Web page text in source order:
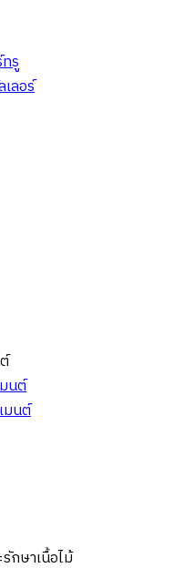
รู
ลอร์
นต์
มนต์
กษาเนื้อไม้